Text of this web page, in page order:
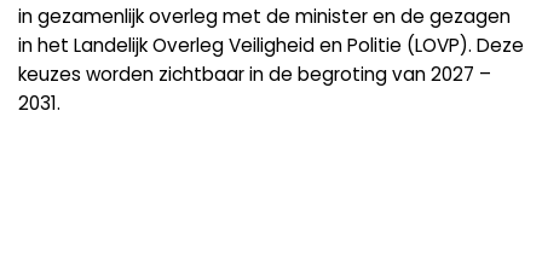
in gezamenlijk overleg met de minister en de gezagen
in het Landelijk Overleg Veiligheid en Politie (LOVP). Deze
keuzes worden zichtbaar in de begroting van 2027 –
2031.